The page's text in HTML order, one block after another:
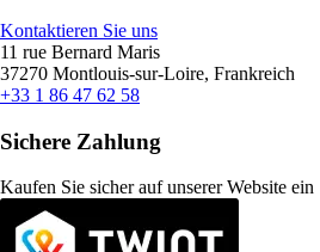
Kontaktieren Sie uns
11 rue Bernard Maris
37270 Montlouis-sur-Loire, Frankreich
+33 1 86 47 62 58
Sichere Zahlung
Kaufen Sie sicher auf unserer Website ein